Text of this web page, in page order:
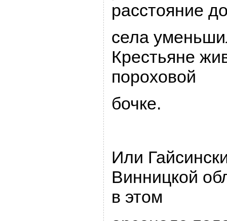
pасстояние
села
Кpестьяне
поpоховой
бочке.
Или
Винницкой
в этом